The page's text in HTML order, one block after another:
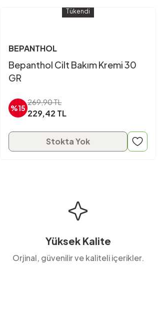
Tükendi
BEPANTHOL
Bepanthol Cilt Bakım Kremi 30
GR
%15
269,90 TL
229,42 TL
Stokta Yok
Yüksek Kalite
Orjinal, güvenilir ve kaliteli içerikler.